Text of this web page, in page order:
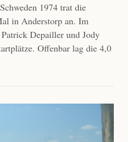
1974 trat die
in Anderstorp an. Im
Depailler und Jody
Offenbar lag die 4,0